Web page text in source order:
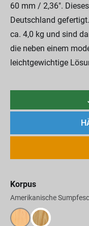
Korpus
Amerikanische
60 mm / 2,36".
Deutschland
ca. 4,0 kg und sind
die neben einem
leichtgewichtige